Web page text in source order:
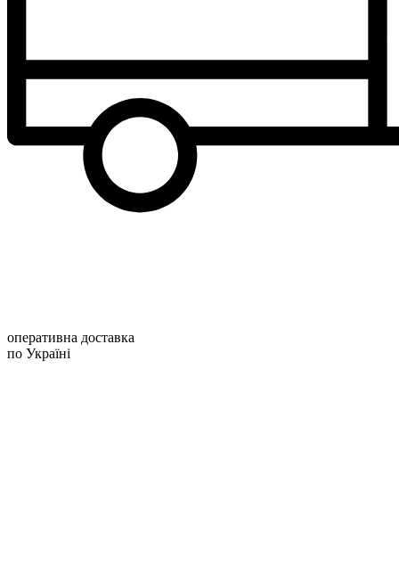
оперативна доставка
по Україні